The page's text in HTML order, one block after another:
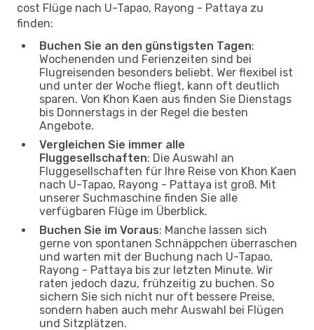
cost Flüge nach U-Tapao, Rayong - Pattaya zu
finden:
Buchen Sie an den günstigsten Tagen:
Wochenenden und Ferienzeiten sind bei
Flugreisenden besonders beliebt. Wer flexibel ist
und unter der Woche fliegt, kann oft deutlich
sparen. Von Khon Kaen aus finden Sie Dienstags
bis Donnerstags in der Regel die besten
Angebote.
Vergleichen Sie immer alle
Fluggesellschaften: Die Auswahl an
Fluggesellschaften für Ihre Reise von Khon Kaen
nach U-Tapao, Rayong - Pattaya ist groß. Mit
unserer Suchmaschine finden Sie alle
verfügbaren Flüge im Überblick.
Buchen Sie im Voraus: Manche lassen sich
gerne von spontanen Schnäppchen überraschen
und warten mit der Buchung nach U-Tapao,
Rayong - Pattaya bis zur letzten Minute. Wir
raten jedoch dazu, frühzeitig zu buchen. So
sichern Sie sich nicht nur oft bessere Preise,
sondern haben auch mehr Auswahl bei Flügen
und Sitzplätzen.